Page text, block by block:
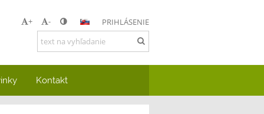
+ - PRIHLÁSENIE
Kontakt